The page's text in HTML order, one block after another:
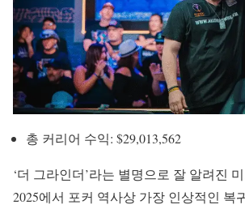
총 커리어 수익: $29,013,562
‘더 그라인더’라는 별명으로 잘 알려진
2025에서 포커 역사상 가장 인상적인 복